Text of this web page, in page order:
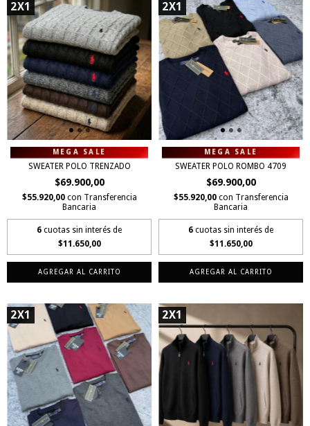
2X1
SWEATER POLO TRENZADO
$69.900,00
$55.920,00 con Transferencia
Bancaria
6 cuotas sin interés de
$11.650,00
AGREGAR AL CARRITO
2X1
SWEATER POLO ROMBO 4709
$69.900,00
$55.920,00 con Transferencia
Bancaria
6 cuotas sin interés de
$11.650,00
AGREGAR AL CARRITO
2X1 2X1